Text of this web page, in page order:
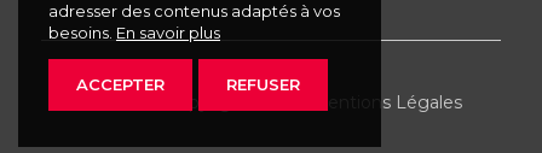
Mentions Légales
adresser des contenus adaptés à vos
besoins. En savoir plus
ACCEPTER REFUSER